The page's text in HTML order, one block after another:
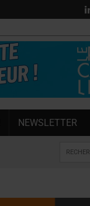
NEWSLETTER